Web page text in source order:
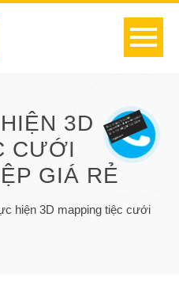
3D
CƯỚI
GIÁ RẺ
hiện 3D mapping tiệc cưới